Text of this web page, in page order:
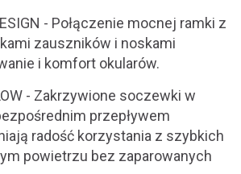
- Połączenie mocnej ramki z
zauszników i noskami
i komfort okularów.
- Zakrzywione soczewki w
przepływem
radość korzystania z szybkich
powietrzu bez zaparowanych